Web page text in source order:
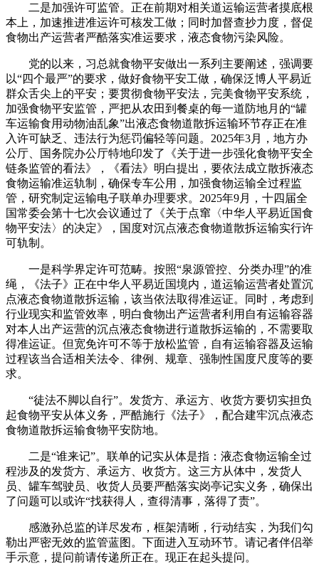
二是加强许可监管。正在前期对相关道运输运营者摸底根
本上，加速推进准运许可核发工做；同时加督查抄力度，督促
食物出产运营者严酷落实准运要求，液态食物污染风险。
党的以来，习总就食物平安做出一系列主要阐述，强调要
以“四个最严”的要求，做好食物平安工做，确保泛博人平易近
群众舌尖上的平安；要贯彻食物平安法，完美食物平安系统，
加强食物平安监管，严把从农田到餐桌的每一道防地月的“罐
车运输食用动物油乱象”出液态食物道散拆运输环节存正在准
入许可缺乏、违法行为惩罚偏轻等问题。2025年3月，地方办
公厅、国务院办公厅特地印发了《关于进一步强化食物平安全
链条监管的看法》，《看法》明白提出，要依法成立散拆液态
食物运输准运轨制，确保专车公用，加强食物运输全过程监
管，研究制定运输电子联单办理要求。2025年9月，十四届全
国常委会第十七次会议通过了《关于点窜〈中华人平易近国食
物平安法〉的决定》，国度对沉点液态食物道散拆运输实行许
可轨制。
一是科学界定许可范畴。按照“泉源管控、分类办理”的准
绳，《法子》正在中华人平易近国境内，道运输运营者处置沉
点液态食物道散拆运输，该当依法取得准运证。同时，考虑到
行业现实和监管效率，明白食物出产运营者利用自有运输容器
对本人出产运营的沉点液态食物进行道散拆运输的，不需要取
得准运证。但宽免许可不等于放松监管，自有运输容器及运输
过程该当合适相关法令、律例、规章、强制性国度尺度等的要
求。
“徒法不脚以自行”。发货方、承运方、收货方要切实担负
起食物平安从体义务，严酷施行《法子》，配合建牢沉点液态
食物道散拆运输食物平安防地。
二是“谁来记”。联单的记实从体是指：液态食物运输全过
程涉及的发货方、承运方、收货方。这三方从体中，发货人
员、罐车驾驶员、收货人员要严酷落实岗亭记实义务，确保出
了问题可以或许“找获得人，查得清事，落得了责”。
感激孙总监的详尽发布，框架清晰，行动结实，为我们勾
勒出严密无效的监管蓝图。下面进入互动环节。请记者伴侣举
手示意，提问前请传递所正在。现正在起头提问。